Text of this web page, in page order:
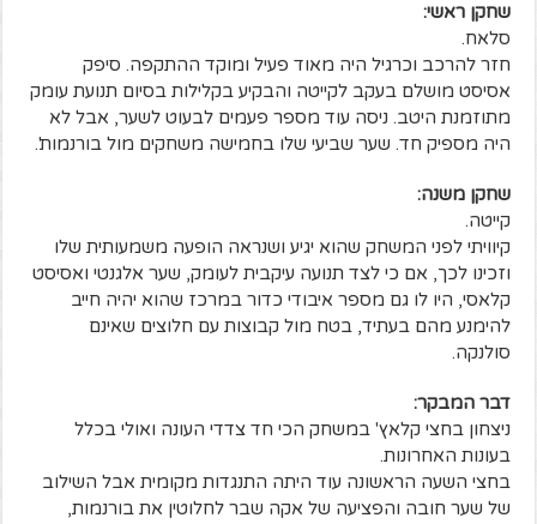
שחקן ראשי:
סלאח.
חזר להרכב וכרגיל היה מאוד פעיל ומוקד ההתקפה. סיפק
אסיסט מושלם בעקב לקייטה והבקיע בקלילות בסיום תנועת עומק
מתוזמנת היטב. ניסה עוד מספר פעמים לבעוט לשער, אבל לא
היה מספיק חד. שער שביעי שלו בחמישה משחקים מול בורנמות'.
שחקן משנה:
קייטה.
קיוויתי לפני המשחק שהוא יגיע ושנראה הופעה משמעותית שלו
וזכינו לכך, אם כי לצד תנועה עיקבית לעומק, שער אלגנטי ואסיסט
קלאסי, היו לו גם מספר איבודי כדור במרכז שהוא יהיה חייב
להימנע מהם בעתיד, בטח מול קבוצות עם חלוצים שאינם
סולנקה.
דבר המבקר:
ניצחון בחצי קלאץ' במשחק הכי חד צדדי העונה ואולי בכלל
בעונות האחרונות.
בחצי השעה הראשונה עוד היתה התנגדות מקומית אבל השילוב
של שער חובה והפציעה של אקה שבר לחלוטין את בורנמות,